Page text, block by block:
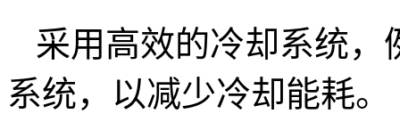
采用高效的冷却系统
系统，以减少冷却能耗。